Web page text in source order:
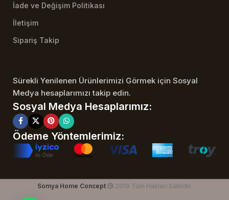
İade ve Değişim Politikası
İletişim
Sipariş Takip
Sürekli Yenilenen Ürünlerimizi Görmek için Sosyal
Medya hesaplarımızı takip edin.
Sosyal Medya Hesaplarımız:
Ödeme Yöntemlerimiz:
Somya Home Concept 2019 Tüm Hakları Saklıdır.